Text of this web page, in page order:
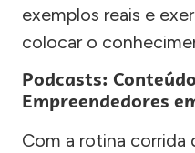
exemplos reais e
colocar o
Podcasts:
Empreendedores
Com a rotina corrida